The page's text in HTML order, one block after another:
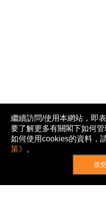
繼續訪問/使用本網站，即
要了解更多有關閣下如何
如何使用cookies的資料，
策》 。
接